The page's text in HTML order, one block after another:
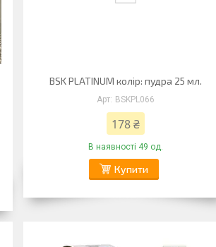
BSK PLATINUM колір: пудра 25 мл.
BSKPL066
178 ₴
В наявності 49 од.
Купити